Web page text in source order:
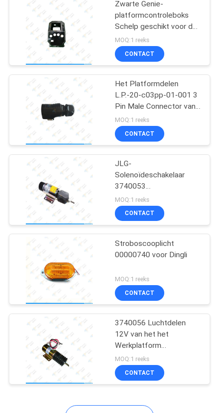
Luchtliftoverdrukplaatje
elektronische de
controleeenheid van
ECU
26
Hydraulische
Aandrijvingsdelen
De Lader van de
liftbatterij
Zwarte Genie-
platformcontroleboks
Schelp geschikt voor de
dekking van Genie-
controleboks
MOQ:1 reeks
CONTACT
Het Platformdelen
L.P.-20-c03pp-01-001 3
Pin Male Connector van
het Cnlinko Luchtwerk
MOQ:1 reeks
CONTACT
JLG-
Solenoïdeschakelaar
3740053
Luchtmateriaaldelen
MOQ:1 reeks
CONTACT
Stroboscooplicht
00000740 voor Dingli
MOQ:1 reeks
CONTACT
3740056 Luchtdelen
12V van het het
Werkplatform
Gaspedaalsolenoïde voor
JLG-Liften
MOQ:1 reeks
CONTACT